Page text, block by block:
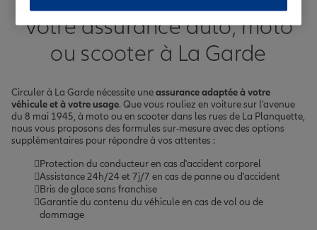
Votre assurance auto, moto
ou scooter à La Garde
Circuler à La Garde nécessite uneassurance adaptée à votre
véhicule et à votre usage. Que vous rouliez en voiture sur l'avenue
du 8 mai 1945, à moto ou en scooter dans les rues de La Planquette,
nous vous proposons des formules sur-mesure avec des options
supplémentaires pour répondre à vos attentes :
Protection du conducteur en cas d'accident corporel
Assistance 24h/24 et 7j/7 en cas de panne ou d'accident
Bris de glace sans franchise
Garantie du contenu du véhicule en cas de vol ou de
dommage